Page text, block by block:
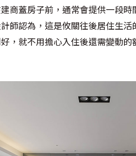
商蓋房子前，通常會提供一段
師認為，這是攸關往後居住生
，就不用擔心入住後還需變動